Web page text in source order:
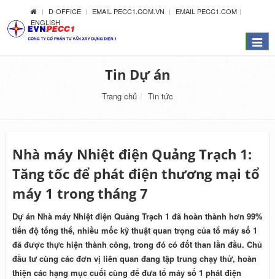
D-OFFICE EMAIL PECC1.COM.VN
EMAIL PECC1.COM
ENGLISH
Menu
Tin Dự án
Trang chủ Tin tức
Nhà máy Nhiệt điện Quảng Trạch 1:
Tăng tốc để phát điện thương mại tổ
máy 1 trong tháng 7
Dự án Nhà máy Nhiệt điện Quảng Trạch 1 đã hoàn thành hơn 99%
tiến độ tổng thể, nhiều mốc kỹ thuật quan trọng của tổ máy số 1
đã được thực hiện thành công, trong đó có đốt than lần đầu. Chủ
đầu tư cùng các đơn vị liên quan đang tập trung chạy thử, hoàn
thiện các hạng mục cuối cùng để đưa tổ máy số 1 phát điện